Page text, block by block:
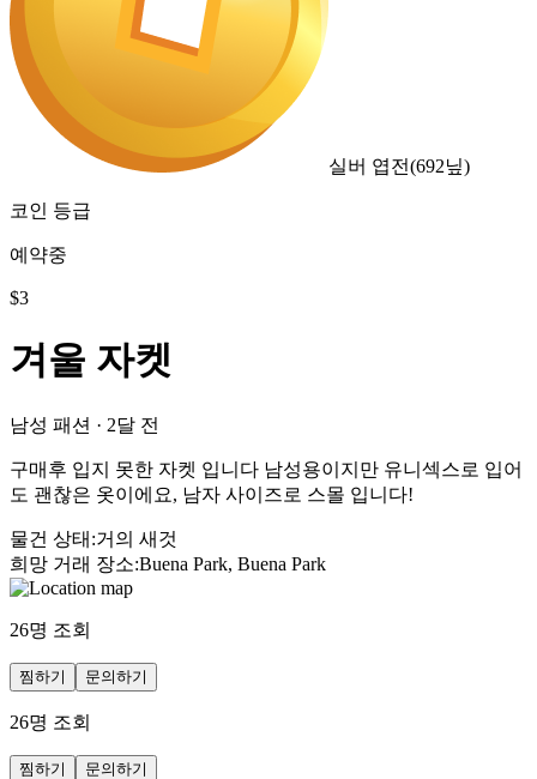
실버 엽전(692닢)
코인 등급
예약중
$3
겨울 자켓
남성 패션 · 2달 전
구매후 입지 못한 자켓 입니다 남성용이지만 유니섹스로 입어
도 괜찮은 옷이에요, 남자 사이즈로 스몰 입니다!
물건 상태 :거의 새것
희망 거래 장소:Buena Park, Buena Park
26명 조회
찜하기 문의하기
26명 조회
찜하기 문의하기